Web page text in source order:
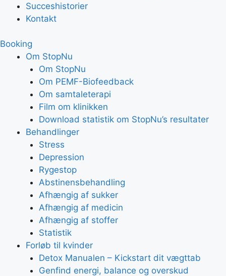
Succeshistorier
Kontakt
Booking
Om StopNu
Om StopNu
Om PEMF-Biofeedback
Om samtaleterapi
Film om klinikken
Download statistik om StopNu’s resultater
Behandlinger
Stress
Depression
Rygestop
Abstinensbehandling
Afhængig af sukker
Afhængig af medicin
Afhængig af stoffer
Statistik
Forløb til kvinder
Detox Manualen – Kickstart dit vægttab
Genfind energi, balance og overskud